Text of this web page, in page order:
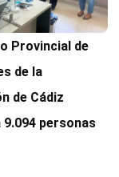
Provincial de
de la
de Cádiz
9.094 personas